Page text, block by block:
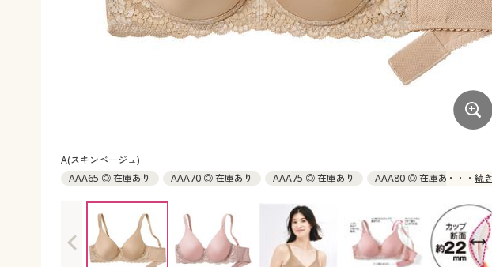
A(スキンベージュ)
AAA65 ◎ 在庫あり
AAA70 ◎ 在庫あり AAA75 ◎ 在庫あり
AAA80 ◎ 在庫あり
A70 ◎ 在庫あり
A75 ◎ 在庫あり A80 ◎ 在庫あり
続